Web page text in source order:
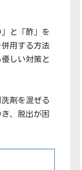
と「酢」を
用する方法
しい対策と
剤を混ぜる
、脱出が困